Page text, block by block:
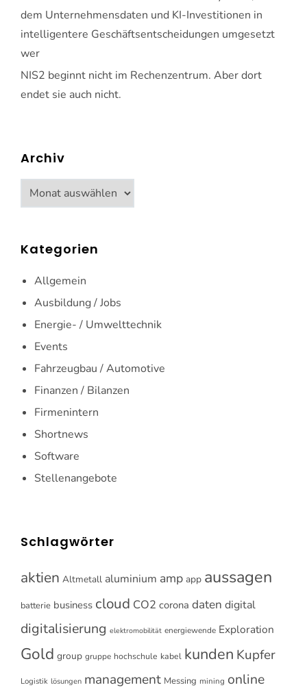
dem Unternehmensdaten und KI-Investitionen in
intelligentere Geschäftsentscheidungen umgesetzt
wer
NIS2 beginnt nicht im Rechenzentrum. Aber dort
endet sie auch nicht.
Archiv
Archiv
Kategorien
Allgemein
Ausbildung / Jobs
Energie- / Umwelttechnik
Events
Fahrzeugbau / Automotive
Finanzen / Bilanzen
Firmenintern
Shortnews
Software
Stellenangebote
Schlagwörter
aktien Altmetall aluminium amp app aussagen
batterie business cloud CO2 corona daten digital
digitalisierung elektromobilität energiewende Exploration
Gold group gruppe hochschule kabel kunden Kupfer
Logistik lösungen management Messing mining online